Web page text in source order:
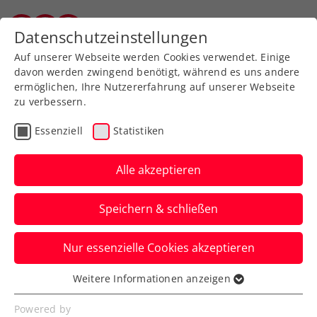
Zurück zur Newsübersicht
Rollstuhltennis
ITF Wiesbaden: Grabher-
Siegesserie erst im
nächsten Finale gestoppt
Und mehrere weitere ÖTV-Asse
verbuchen Finals, Gregor Ramskogler und
Datenschutzeinstellungen
Auf unserer Webseite werden Cookies verwendet. Einige
davon werden zwingend benötigt, während es uns andere
ermöglichen, Ihre Nutzererfahrung auf unserer Webseite
zu verbessern.
Essenziell Statistiken
Alle akzeptieren
Speichern & schließen
Nur essenzielle Cookies akzeptieren
Essenziell
Essenzielle Cookies werden für grundlegende
Weitere Informationen anzeigen
Powered by